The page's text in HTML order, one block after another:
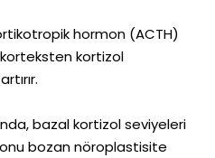
hormon (ACTH)
korteksten kortizol
bazal kortizol seviyeleri
bozan nöroplastisite